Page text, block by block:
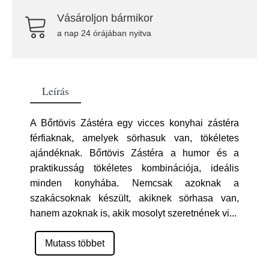
Vásároljon bármikor
a nap 24 órájában nyitva
Leírás
A Bőrtövis Zástéra egy vicces konyhai zástéra
férfiaknak, amelyek sörhasuk van, tökéletes
ajándéknak. Bőrtövis Zástéra a humor és a
praktikusság tökéletes kombinációja, ideális
minden konyhába. Nemcsak azoknak a
szakácsoknak készült, akiknek sörhasa van,
hanem azoknak is, akik mosolyt szeretnének vi...
Mutass többet